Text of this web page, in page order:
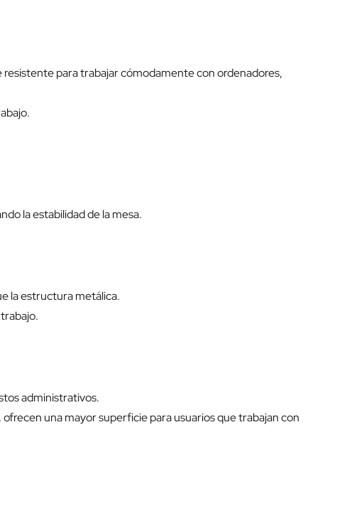
para trabajar cómodamente con ordenadores,
la estabilidad de la mesa.
la estructura metálica.
administrativos.
una mayor superficie para usuarios que trabajan con